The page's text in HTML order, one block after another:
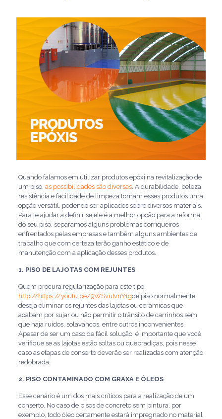
Quando falamos em utilizar produtos epóxi na revitalização de
um piso, as possibilidades são diversas. A durabilidade, beleza,
resistência e facilidade de limpeza tornam esses produtos uma
opção versátil, podendo ser aplicados sobre diversos materiais.
Para te ajudar a definir se ele é a melhor opção para a reforma
do seu piso, separamos alguns problemas corriqueiros
enfrentados pelas empresas e também alguns ambientes de
trabalho que com certeza terão ganho estético e de
manutenção com a aplicação desses produtos.
1. PISO DE LAJOTAS COM REJUNTES
Quem procura regularização para este tipo
http://https://youtu.be/9WSvuIvnY1gde piso normalmente
deseja eliminar os rejuntes das lajotas ou cerâmicas que
acabam por sujar ou não permitir o trânsito de carrinhos sem
que haja ruídos, solavancos, entre outros inconvenientes.
Apesar de ser um caso de fácil solução, é importante que você
verifique se as lajotas estão soltas ou quebradiças, pois nesse
caso as etapas de conserto deverão ser realizadas com atenção
redobrada.
2. PISO CONTAMINADO COM GRAXA E ÓLEOS
Esse cenário é um dos mais críticos para a realização de um
conserto. No caso de pisos de concreto sem pintura, por
exemplo, todo óleo certamente estará impregnado no material